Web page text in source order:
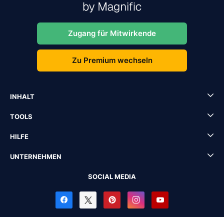
Zugang für Mitwirkende
Zu Premium wechseln
INHALT
TOOLS
HILFE
UNTERNEHMEN
SOCIAL MEDIA